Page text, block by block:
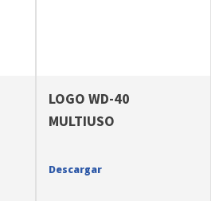
LOGO WD-40
MULTIUSO
Descargar